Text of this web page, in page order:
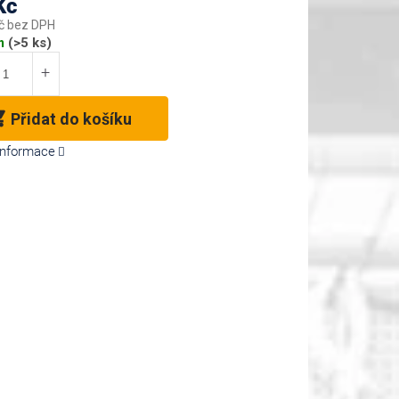
bez DPH
(>5 ks)
Přidat do košíku